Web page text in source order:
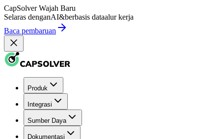
CapSolver Wajah Baru
Selaras denganAI&berbasis dataalur kerja
Baca pembaruan
Produk
Integrasi
Sumber Daya
Dokumentasi